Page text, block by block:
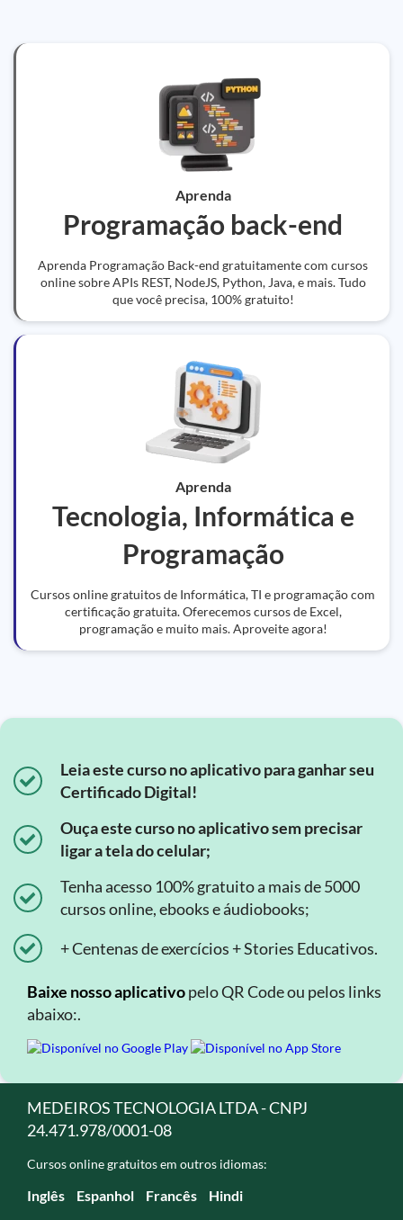
Aprenda
Programação back-end
Aprenda Programação Back-end gratuitamente com cursos
online sobre APIs REST, NodeJS, Python, Java, e mais. Tudo
que você precisa, 100% gratuito!
Aprenda
Tecnologia, Informática e
Programação
Cursos online gratuitos de Informática, TI e programação com
certificação gratuita. Oferecemos cursos de Excel,
programação e muito mais. Aproveite agora!
Leia este curso no aplicativo para ganhar seu
Certificado Digital!
Ouça este curso no aplicativo sem precisar
ligar a tela do celular;
Tenha acesso 100% gratuito a mais de 5000
cursos online, ebooks e áudiobooks;
+ Centenas de exercícios + Stories Educativos.
Baixe nosso aplicativopelo QR Code ou pelos links
abaixo:.
MEDEIROS TECNOLOGIA LTDA - CNPJ
24.471.978/0001-08
Cursos online gratuitos em outros idiomas:
Inglês Espanhol Francês Hindi